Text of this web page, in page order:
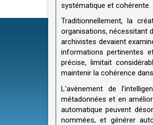
systématique et cohérente.
Traditionnellement, la
organisations, nécessitant
archivistes devaient
informations pertinentes
précise, limitait
maintenir la cohérence
L'avènement de
métadonnées et en
automatique peuvent
nommées, et générer